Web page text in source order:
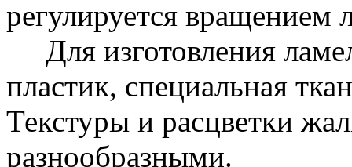
регулируется вращением
Для изготовления
пластик, специальная
Текстуры и расцветки
разнообразными.